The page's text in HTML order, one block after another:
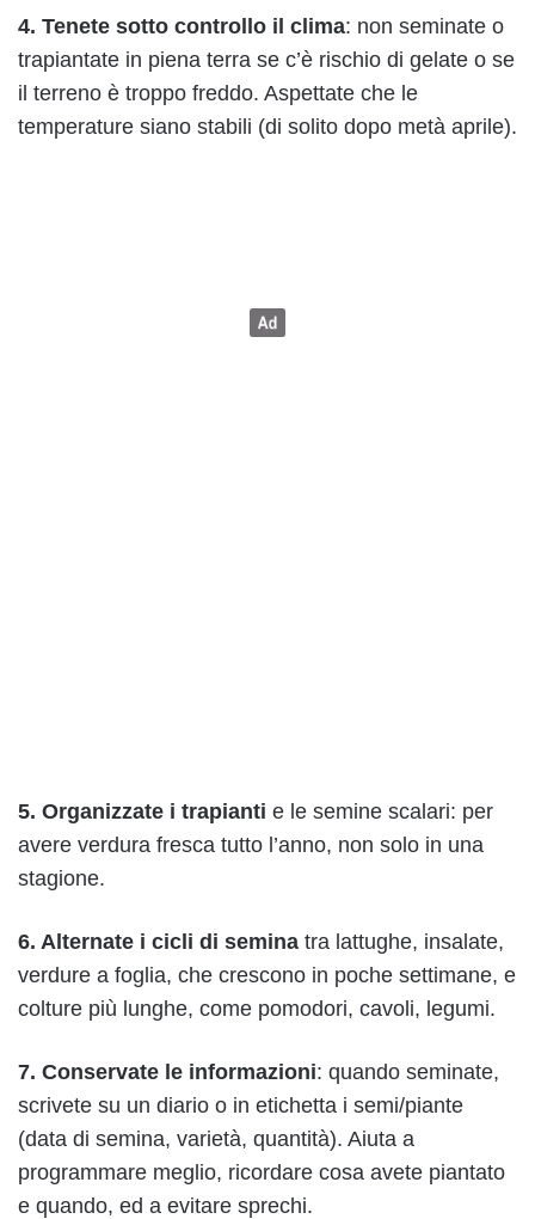
4. Tenete sotto controllo il clima: non seminate o
trapiantate in piena terra se c’è rischio di gelate o se
il terreno è troppo freddo. Aspettate che le
temperature siano stabili (di solito dopo metà aprile).
5. Organizzate i trapianti e le semine scalari: per
avere verdura fresca tutto l’anno, non solo in una
stagione.
6. Alternate i cicli di semina tra lattughe, insalate,
verdure a foglia, che crescono in poche settimane, e
colture più lunghe, come pomodori, cavoli, legumi.
7. Conservate le informazioni: quando seminate,
scrivete su un diario o in etichetta i semi/piante
(data di semina, varietà, quantità). Aiuta a
programmare meglio, ricordare cosa avete piantato
e quando, ed a evitare sprechi.